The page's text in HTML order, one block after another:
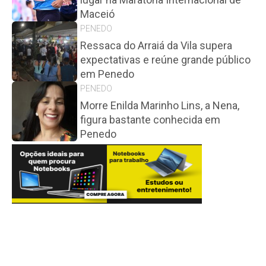
Maceió
PENEDO
Ressaca do Arraiá da Vila supera
expectativas e reúne grande público
em Penedo
PENEDO
Morre Enilda Marinho Lins, a Nena,
figura bastante conhecida em
Penedo